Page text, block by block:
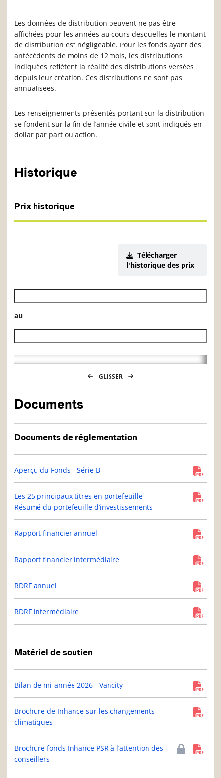
Les données de distribution peuvent ne pas être
affichées pour les années au cours desquelles le montant
de distribution est négligeable. Pour les fonds ayant des
antécédents de moins de 12 mois, les distributions
indiquées reflètent la réalité des distributions versées
depuis leur création. Ces distributions ne sont pas
annualisées.
Les renseignements présentés portant sur la distribution
se fondent sur la fin de l’année civile et sont indiqués en
dollar par part ou action.
Historique
Prix historique
Télécharger
l'historique des prix
Date de début de l’historique des VL
au
Date de fin de l’historique des VL
GLISSER
Documents
Documents de réglementation
Aperçu du Fonds - Série B
Les 25 principaux titres en portefeuille -
Résumé du portefeuille d’investissements
Rapport financier annuel
Rapport financier intermédiaire
RDRF annuel
RDRF intermédiaire
Matériel de soutien
Bilan de mi-année 2026 - Vancity
Brochure de Inhance sur les changements
climatiques
Brochure fonds Inhance PSR à l’attention des
conseillers